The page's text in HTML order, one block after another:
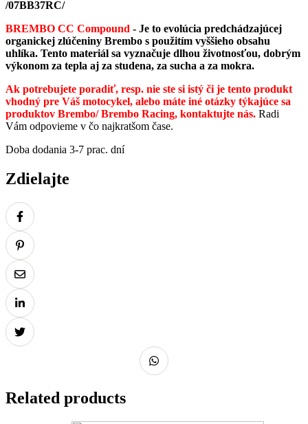
/07BB37RC/
BREMBO CC Compound - Je to evolúcia predchádzajúcej
organickej zlúčeniny Brembo s použitím vyššieho obsahu
uhlíka. Tento materiál sa vyznačuje dlhou životnosťou, dobrým
výkonom za tepla aj za studena, za sucha a za mokra.
Ak potrebujete poradiť, resp. nie ste si istý či je tento produkt
vhodný pre Váš motocykel, alebo máte iné otázky týkajúce sa
produktov Brembo/ Brembo Racing, kontaktujte nás. Radi
Vám odpovieme v čo najkratšom čase.
Doba dodania 3-7 prac. dní
Zdielajte
Related products